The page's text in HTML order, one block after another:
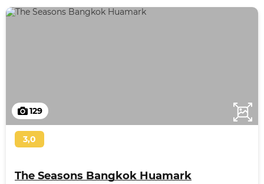
129
3,0
The Seasons Bangkok Huamark